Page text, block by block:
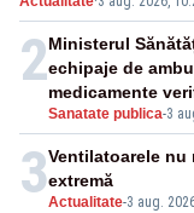
2
Sanatate publica-3
Ministerul
echipaje de
medicamente
publice
3Actualitate-3 aug.
Ventilatoarele
extremă